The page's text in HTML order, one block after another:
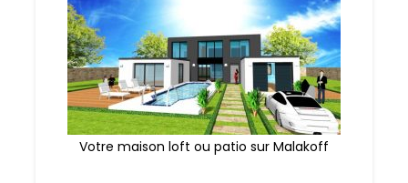
Votre maison loft ou patio sur Malakoff